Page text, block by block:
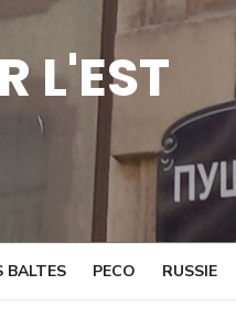
L'EST
BALTES PECO RUSSIE